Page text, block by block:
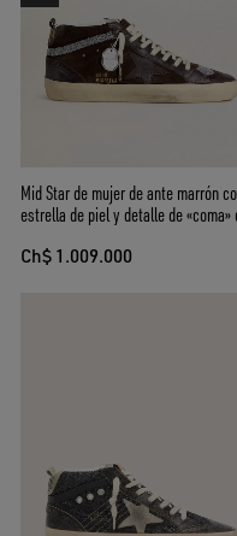
Mid Star de mujer de ante marrón
estrella de piel y detalle de «coma»
Ch$ 1.009.000